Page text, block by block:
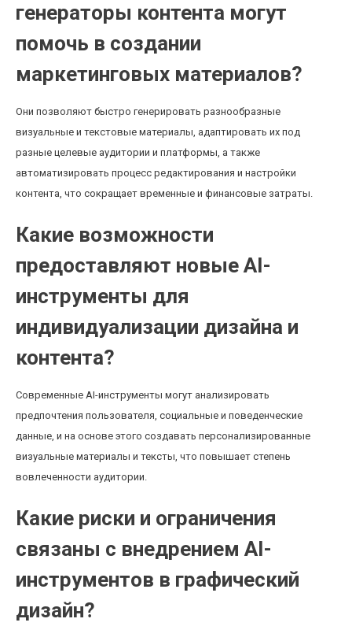
генераторы контента могут
помочь в создании
маркетинговых материалов?
Они позволяют быстро генерировать разнообразные
визуальные и текстовые материалы, адаптировать их под
разные целевые аудитории и платформы, а также
автоматизировать процесс редактирования и настройки
контента, что сокращает временные и финансовые затраты.
Какие возможности
предоставляют новые AI-
инструменты для
индивидуализации дизайна и
контента?
Современные AI-инструменты могут анализировать
предпочтения пользователя, социальные и поведенческие
данные, и на основе этого создавать персонализированные
визуальные материалы и тексты, что повышает степень
вовлеченности аудитории.
Какие риски и ограничения
связаны с внедрением AI-
инструментов в графический
дизайн?